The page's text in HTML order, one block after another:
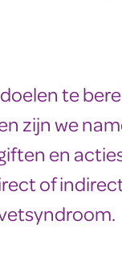
te
zijn we
en
of